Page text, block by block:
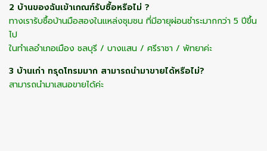
2 บ้านของฉันเข้าเกณฑ์รับซื้อหรือไม่ ?
ทางเรารับซื้อบ้านมือสองในแหล่งชุมชน ที่มีอายุผ่อนชำระมากกว่า 5 ปีขึ้น
ไป
ในทำเลอำเภอเมือง ชลบุรี / บางแสน / ศรีราชา / พัทยาค่ะ
3 บ้านเก่า ทรุดโทรมมาก สามารถนำมาขายได้หรือไม่?
สามารถนำมาเสนอขายได้ค่ะ